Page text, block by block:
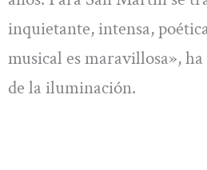
inquietante, intensa,
musical es maravillosa»,
de la iluminación.